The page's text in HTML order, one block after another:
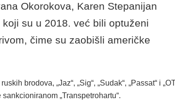
Okorokova, Karen Stepanijan
su u 2018. već bili optuženi
čime su zaobišli američke
brodova, „Jaz“, „Sig“, „Sudak“, „Passat“ i
„Transpetrohartu“.